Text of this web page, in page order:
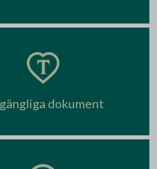
dokument